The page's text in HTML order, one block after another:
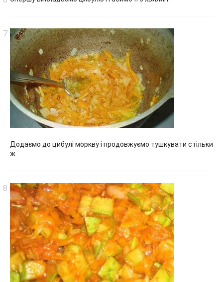
Додаємо до цибулі моркву і продовжуємо тушкувати стільки
ж.